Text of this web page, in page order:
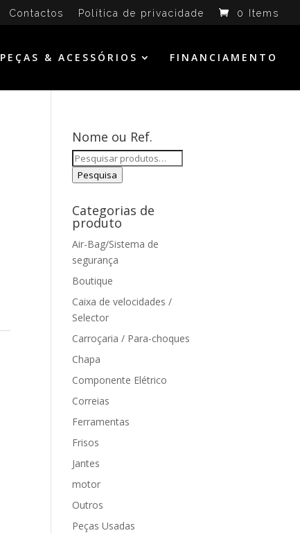
Contactos Política de privacidade 0 Items
PEÇAS & ACESSÓRIOS FINANCIAMENTO
Nome ou Ref.
Pesquisar
por:
Pesquisa
Categorias de
produto
Air-Bag/Sistema de
segurança
Boutique
Caixa de velocidades /
Selector
Carroçaria / Para-choques
Chapa
Componente Elétrico
Correias
Ferramentas
Frisos
Jantes
motor
Outros
Peças Usadas